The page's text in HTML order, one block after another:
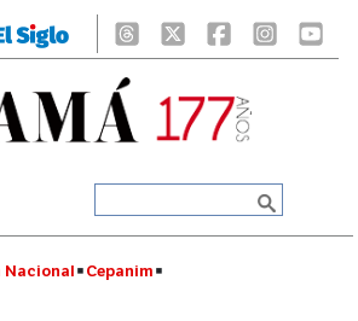
Nacional Cepanim